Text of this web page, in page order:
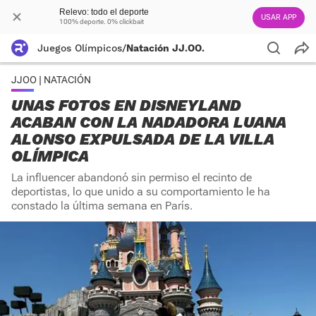
Relevo: todo el deporte
100% deporte. 0% clickbait USAR APP
Juegos Olímpicos/Natación JJ.OO.
JJOO | NATACIÓN
UNAS FOTOS EN DISNEYLAND
ACABAN CON LA NADADORA LUANA
ALONSO EXPULSADA DE LA VILLA
OLÍMPICA
La influencer abandonó sin permiso el recinto de
deportistas, lo que unido a su comportamiento le ha
constado la última semana en París.